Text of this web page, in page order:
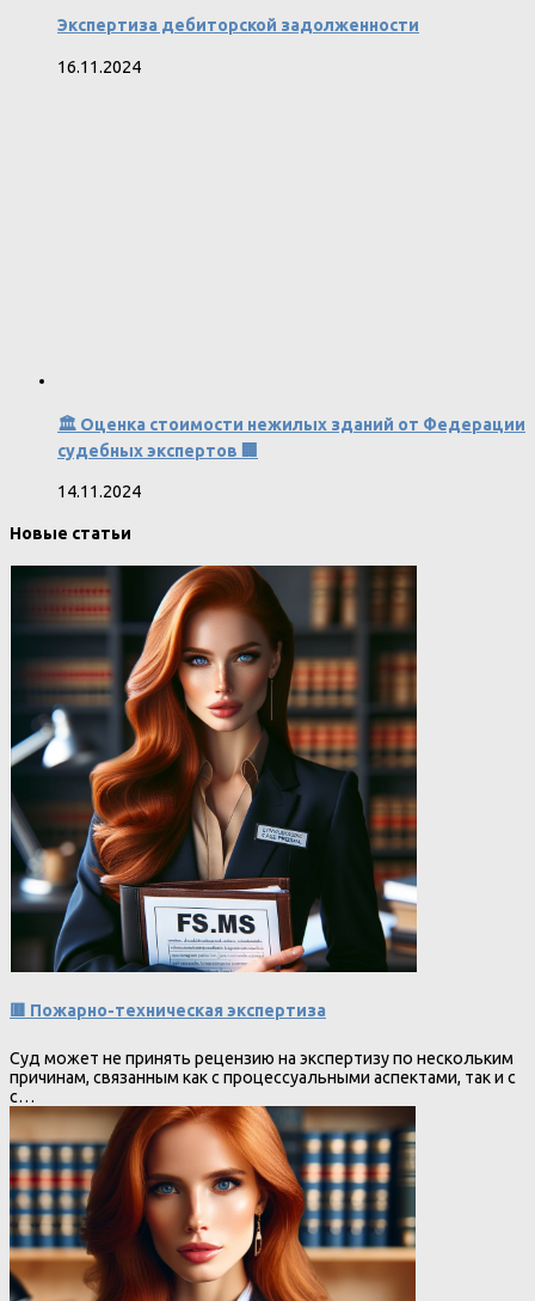
Экспертиза дебиторской задолженности
16.11.2024
🏛 Оценка стоимости нежилых зданий от Федерации
судебных экспертов 🏢
14.11.2024
Новые статьи
🟥 Пожарно-техническая экспертиза
Суд может не принять рецензию на экспертизу по нескольким
причинам, связанным как с процессуальными аспектами, так и с
с…